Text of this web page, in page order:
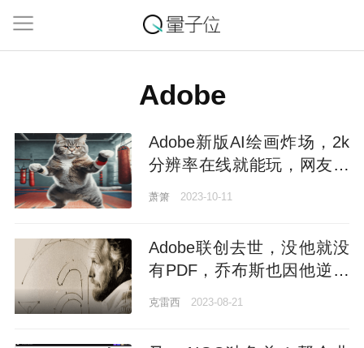
Adobe
Adobe新版AI绘画炸场，2k
分辨率在线就能玩，网友：
效果比DALL·E 3更强
萧箫 2023-10-11
Adobe联创去世，没他就没
有PDF，乔布斯也因他逆风
翻盘
克雷西 2023-08-21